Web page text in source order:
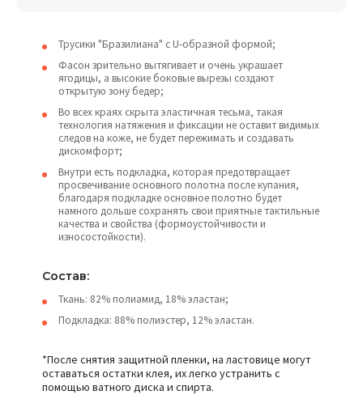
Трусики "Бразилиана" с U-образной формой;
Фасон зрительно вытягивает и очень украшает
ягодицы, а высокие боковые вырезы создают
открытую зону бедер;
Во всех краях скрыта эластичная тесьма, такая
технология натяжения и фиксации не оставит видимых
следов на коже, не будет пережимать и создавать
дискомфорт;
Внутри есть подкладка, которая предотвращает
просвечивание основного полотна после купания,
благодаря подкладке основное полотно будет
намного дольше сохранять свои приятные тактильные
качества и свойства (формоустойчивости и
износостойкости).
Состав:
Ткань: 82% полиамид, 18% эластан;
Подкладка: 88% полиэстер, 12% эластан.
*После снятия защитной пленки, на ластовице могут
оставаться остатки клея, их легко устранить с
помощью ватного диска и спирта.